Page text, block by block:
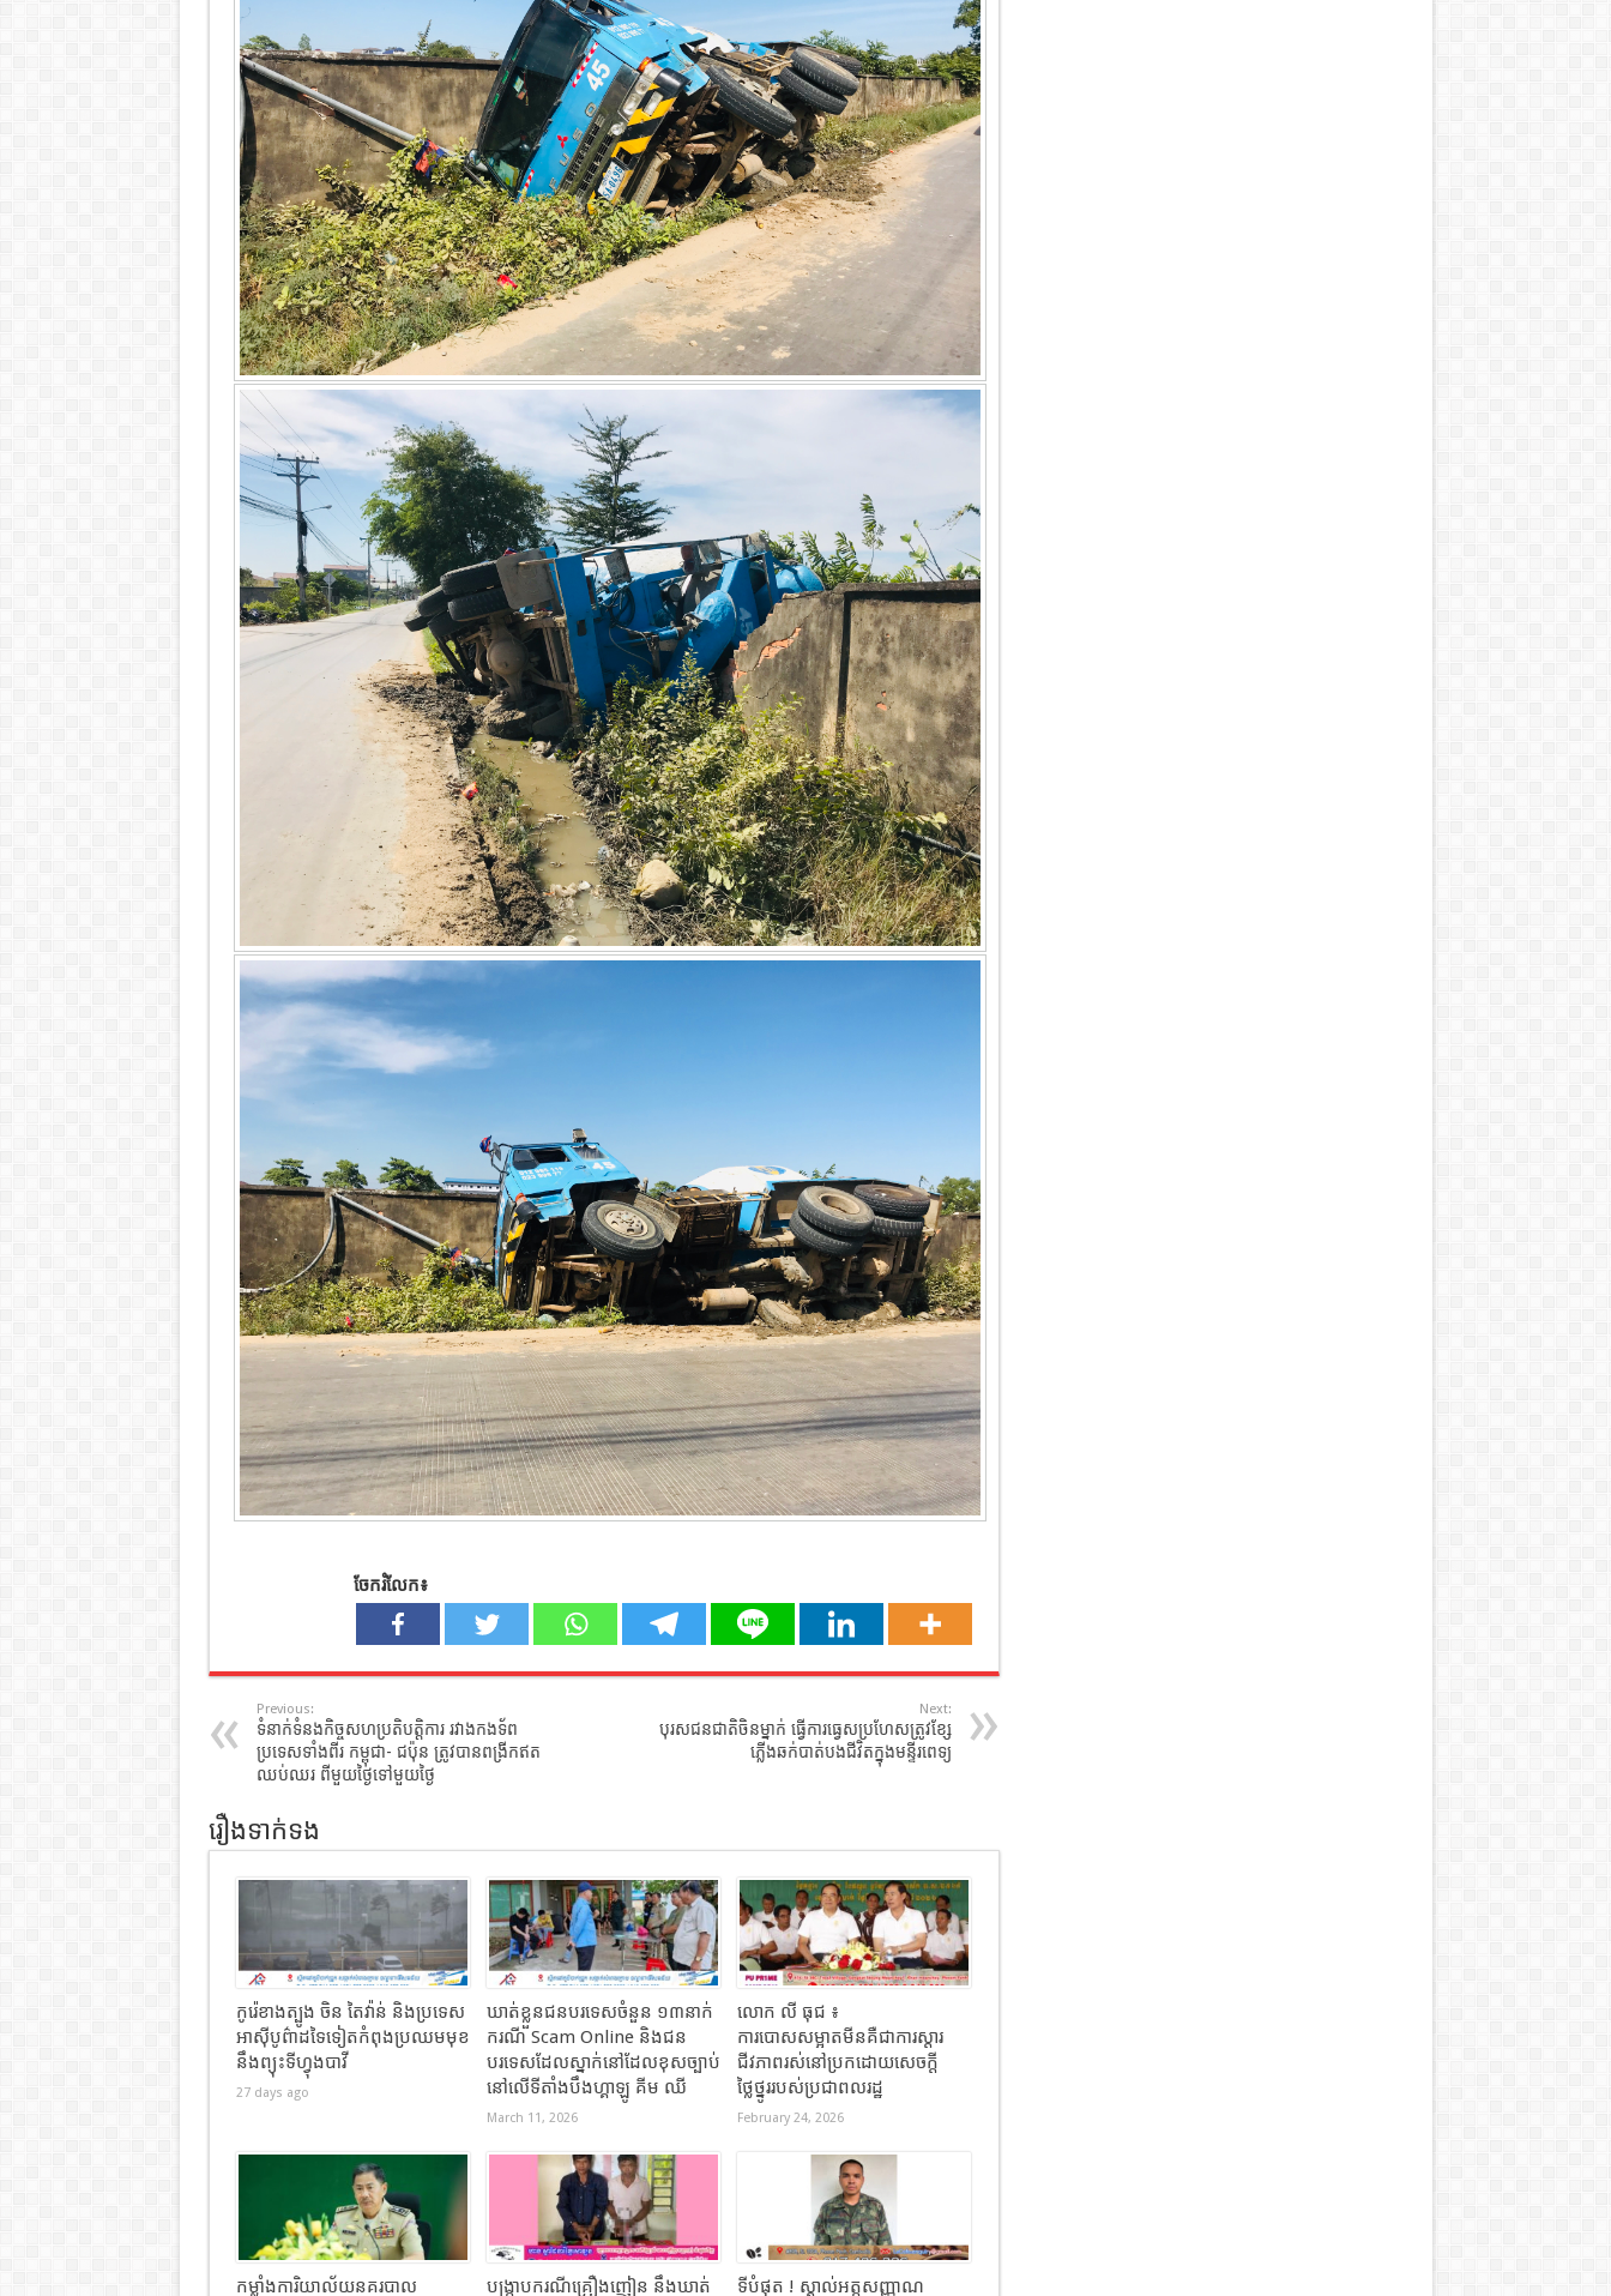
ចែករំលែក៖
Previous:
ទំនាក់ទំនងកិច្ចសហប្រតិបត្តិការ រវាងកងទ័ព
ប្រទេសទាំងពីរ កម្ពុជា- ជប៉ុន ត្រូវបានពង្រីកឥត
ឈប់ឈរ ពីមួយថ្ងៃទៅមួយថ្ងៃ
Next:
បុរសជនជាតិចិនម្នាក់ ធ្វើការធ្វេសប្រហែសត្រូវខ្សែ
ភ្លើងឆក់បាត់បងជីវិតក្នុងមន្ទីរពេទ្យ
រឿងទាក់ទង
កូរ៉េខាងត្បូង ចិន តៃវ៉ាន់ និងប្រទេស
អាស៊ីបូព៌ាដទៃទៀតកំពុងប្រឈមមុខ
នឹងព្យុះទីហ្វុងបាវី
27 days ago
ឃាត់ខ្លួនជនបរទេសចំនួន ១៣នាក់
ករណី Scam Online និងជន
បរទេសដែលស្នាក់នៅដែលខុសច្បាប់
នៅលើទីតាំងបឹងហ្គាឡូ គីម ឈី
March 11, 2026
លោក លី ធុជ ៖
ការបោសសម្អាតមីនគឺជាការស្តារ
ជីវភាពរស់នៅប្រកដោយសេចក្តី
ថ្លៃថ្នូររបស់ប្រជាពលរដ្ឋ
February 24, 2026
កម្លាំងការិយាល័យនគរបាល បង្ក្រាបករណីគ្រឿងញៀន នឹងឃាត់ ទីបំផុត ! ស្គាល់អត្តសញ្ញាណ